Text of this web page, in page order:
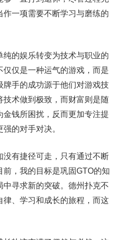
一项需要不断学习与磨练的
的娱乐转变为技术与职业的
仅是一种运气的游戏，而是
手的成功源于他们对游戏技
术做到极致，而财富则是随
钱所困扰，反而更加专注提
的对手对决。
有捷径可走，只有通过不断
，我的目标是巩固GTO的知
寻求新的突破。德州扑克不
、学习和成长的旅程，而这